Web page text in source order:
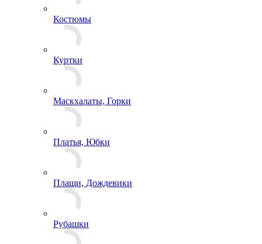
Комбинезоны
Костюмы
Куртки
Маскхалаты, Горки
Платья, Юбки
Плащи, Дождевики